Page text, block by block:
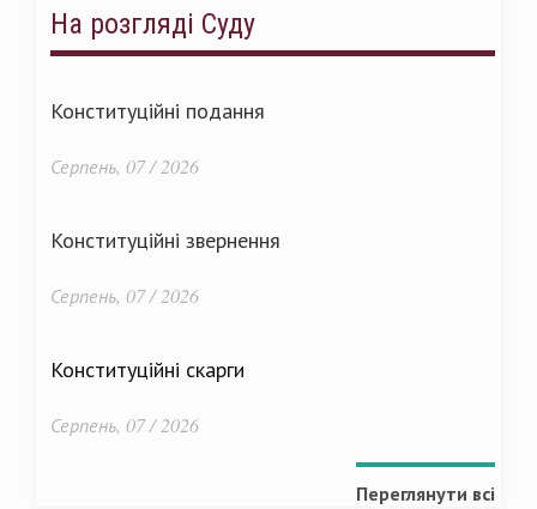
На розгляді Суду
Конституційні подання
Серпень, 07 / 2026
Конституційні звернення
Серпень, 07 / 2026
Конституційні скарги
Серпень, 07 / 2026
Переглянути всі